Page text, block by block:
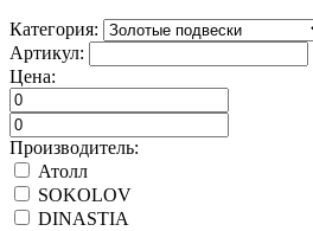
Категория:
Артикул:
Цена:
Производитель:
Атолл
SOKOLOV
DINASTIA